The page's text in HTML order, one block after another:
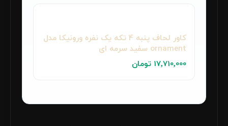
کاور لحاف پنبه‌ 4 تکه یک نفره ورونیکا مدل
ornament سفید سرمه ای
17٬710٬000 تومان